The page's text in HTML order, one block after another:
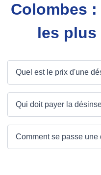
Colombes
les plus
Quel est le prix d'une
Qui doit payer la
Comment se passe